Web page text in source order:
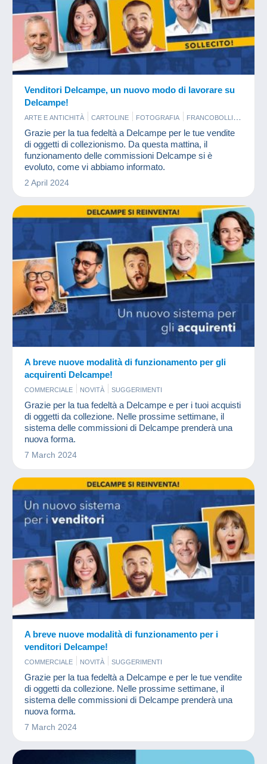
Venditori Delcampe, un nuovo modo di lavorare su
Delcampe!
ARTE E ANTICHITÀ CARTOLINE FOTOGRAFIA
FRANCOBOLLI
LIBRI E RIVISTE
MONETE & BANCONOTE
NOVITÀ
SORPRESINE
VECCHI DOCUMENTI
Grazie per la tua fedeltà a Delcampe per le tue vendite
di oggetti di collezionismo. Da questa mattina, il
funzionamento delle commissioni Delcampe si è
evoluto, come vi abbiamo informato.
2 April 2024
A breve nuove modalità di funzionamento per gli
acquirenti Delcampe!
COMMERCIALE NOVITÀ SUGGERIMENTI
Grazie per la tua fedeltà a Delcampe e per i tuoi acquisti
di oggetti da collezione. Nelle prossime settimane, il
sistema delle commissioni di Delcampe prenderà una
nuova forma.
7 March 2024
A breve nuove modalità di funzionamento per i
venditori Delcampe!
COMMERCIALE NOVITÀ SUGGERIMENTI
Grazie per la tua fedeltà a Delcampe e per le tue vendite
di oggetti da collezione. Nelle prossime settimane, il
sistema delle commissioni di Delcampe prenderà una
nuova forma.
7 March 2024